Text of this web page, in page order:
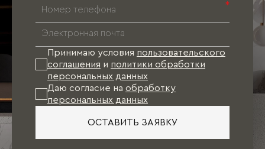
*
Принимаю условия пользовательского
соглашения и политики обработки
персональных данных
Даю согласие на обработку
персональных данных
ОСТАВИТЬ ЗАЯВКУ